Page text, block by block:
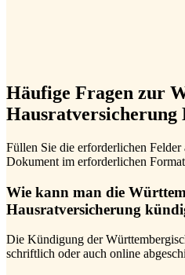
Häufige Fragen zur
Hausratversicherung
Füllen Sie die erforderlichen Felder
Dokument im erforderlichen
Wie kann man die
Hausratversicherung
Die Kündigung der
schriftlich oder auch online